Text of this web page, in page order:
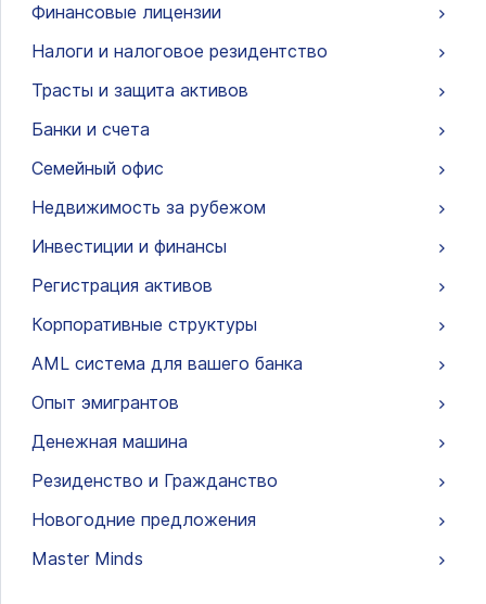
Финансовые лицензии
Налоги и налоговое резидентство
Трасты и защита активов
Банки и счета
Семейный офис
Недвижимость за рубежом
Инвестиции и финансы
Регистрация активов
Корпоративные структуры
AML система для вашего банка
Опыт эмигрантов
Денежная машина
Резиденство и Гражданство
Новогодние предложения
Master Minds